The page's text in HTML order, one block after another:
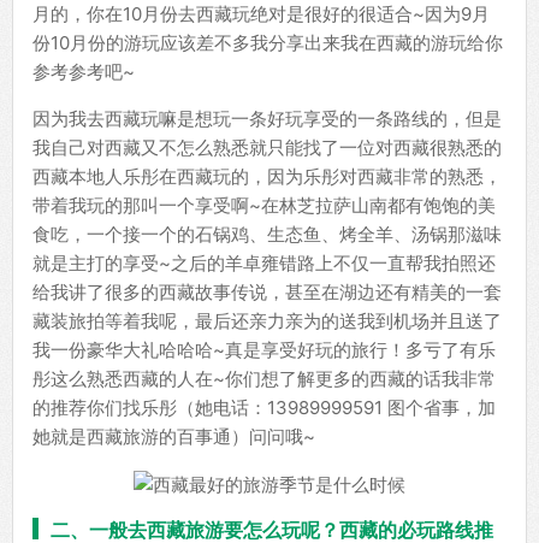
月的，你在10月份去西藏玩绝对是很好的很适合~因为9月
份10月份的游玩应该差不多我分享出来我在西藏的游玩给你
参考参考吧~
因为我去西藏玩嘛是想玩一条好玩享受的一条路线的，但是
我自己对西藏又不怎么熟悉就只能找了一位对西藏很熟悉的
西藏本地人乐彤在西藏玩的，因为乐彤对西藏非常的熟悉，
带着我玩的那叫一个享受啊~在林芝拉萨山南都有饱饱的美
食吃，一个接一个的石锅鸡、生态鱼、烤全羊、汤锅那滋味
就是主打的享受~之后的羊卓雍错路上不仅一直帮我拍照还
给我讲了很多的西藏故事传说，甚至在湖边还有精美的一套
藏装旅拍等着我呢，最后还亲力亲为的送我到机场并且送了
我一份豪华大礼哈哈哈~真是享受好玩的旅行！多亏了有乐
彤这么熟悉西藏的人在~你们想了解更多的西藏的话我非常
的推荐你们找乐彤（她电话：13989999591 图个省事，加
她就是西藏旅游的百事通）问问哦~
二、一般去西藏旅游要怎么玩呢？西藏的必玩路线推